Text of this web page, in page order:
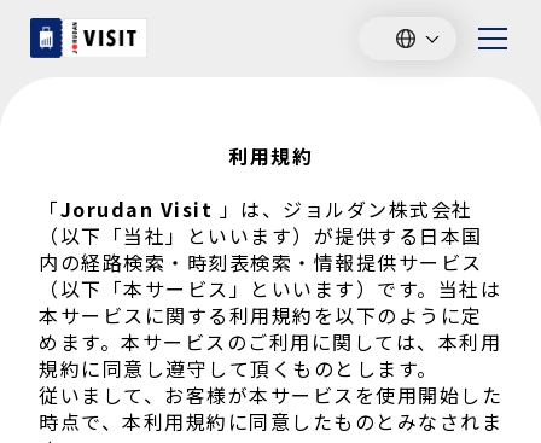
利用規約
「Jorudan Visit 」は、ジョルダン株式会社
（以下「当社」といいます）が提供する日本国
内の経路検索・時刻表検索・情報提供サービス
（以下「本サービス」といいます）です。当社は
本サービスに関する利用規約を以下のように定
めます。本サービスのご利用に関しては、本利用
規約に同意し遵守して頂くものとします。
従いまして、お客様が本サービスを使用開始した
時点で、本利用規約に同意したものとみなされま